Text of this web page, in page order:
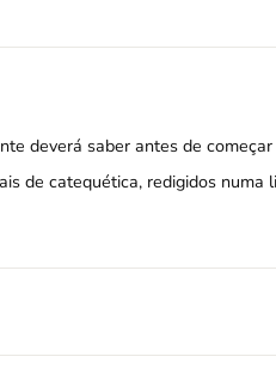
deverá saber antes de
de catequética, redigidos numa